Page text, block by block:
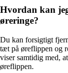
Hvordan kan
øreringe?
Du kan forsigtigt
tæt på øreflippen og
viser samtidig med,
øreflippen.